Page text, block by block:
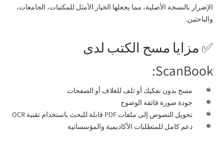
الإضرار بالنسخة الأصلية، مما يجعلها الخيار الأمثل للمكتبات، الجامعات،
والباحثين.
✅ مزايا مسح الكتب لدى
ScanBook:
مسح بدون تفكيك أو تلف للغلاف أو الصفحات
جودة صورة فائقة الوضوح
تحويل النصوص إلى ملفات PDF قابلة للبحث باستخدام تقنية OCR
دعم كامل للمتطلبات الأكاديمية والمؤسساتية